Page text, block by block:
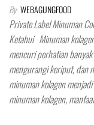
By WEBAGUNGFOOD
Private Label Minuman
Ketahui Minuman
mencuri perhatian
mengurangi keriput, dan
minuman kolagen
minuman kolagen,